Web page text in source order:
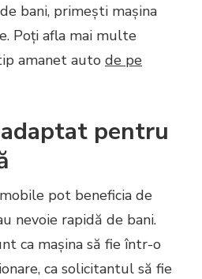
bani, primești mașina
Poți afla mai multe
amanet auto de pe
pentru
pot beneficia de
nevoie rapidă de bani.
ca mașina să fie într-o
ca solicitantul să fie